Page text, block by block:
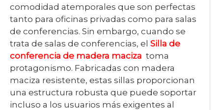
comodidad atemporales que son perfectas
tanto para oficinas privadas como para salas
de conferencias. Sin embargo, cuando se
trata de salas de conferencias, el Silla de
conferencia de madera maciza toma
protagonismo. Fabricadas con madera
maciza resistente, estas sillas proporcionan
una estructura robusta que puede soportar
incluso a los usuarios más exigentes al